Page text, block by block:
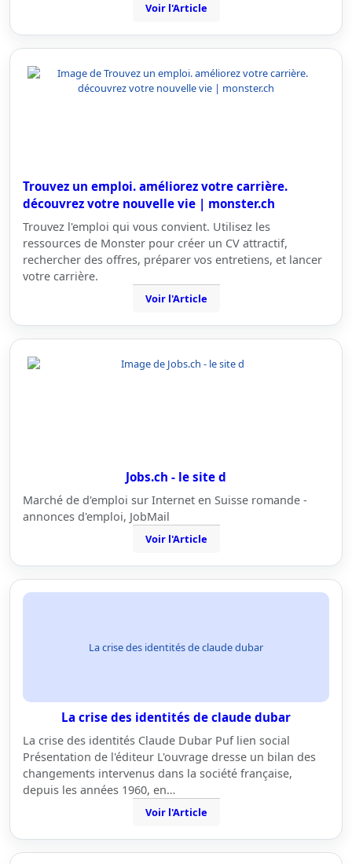
Voir l'Article
Trouvez un emploi. améliorez votre carrière.
découvrez votre nouvelle vie | monster.ch
Trouvez l'emploi qui vous convient. Utilisez les
ressources de Monster pour créer un CV attractif,
rechercher des offres, préparer vos entretiens, et lancer
votre carrière.
Voir l'Article
Jobs.ch - le site d
Marché de d'emploi sur Internet en Suisse romande -
annonces d'emploi, JobMail
Voir l'Article
La crise des identités de claude dubar
La crise des identités de claude dubar
La crise des identités Claude Dubar Puf lien social
Présentation de l'éditeur L'ouvrage dresse un bilan des
changements intervenus dans la société française,
depuis les années 1960, en…
Voir l'Article